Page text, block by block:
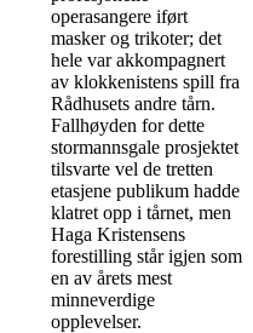
operasangere iført
masker og trikoter; det
hele var akkompagnert
av klokkenistens spill fra
Rådhusets andre tårn.
Fallhøyden for dette
stormannsgale prosjektet
tilsvarte vel de tretten
etasjene publikum hadde
klatret opp i tårnet, men
Haga Kristensens
forestilling står igjen som
en av årets mest
minneverdige
opplevelser.